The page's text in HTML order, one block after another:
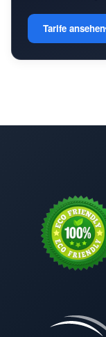
Tarife ansehen